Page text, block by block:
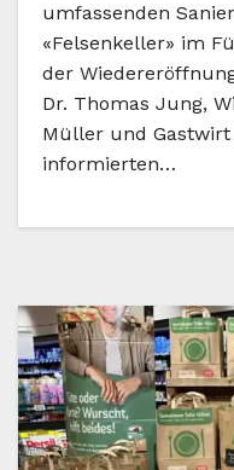
umfassenden
«Felsenkeller» im
der
Dr. Thomas Jung,
Müller und Gastwirt
informierten…